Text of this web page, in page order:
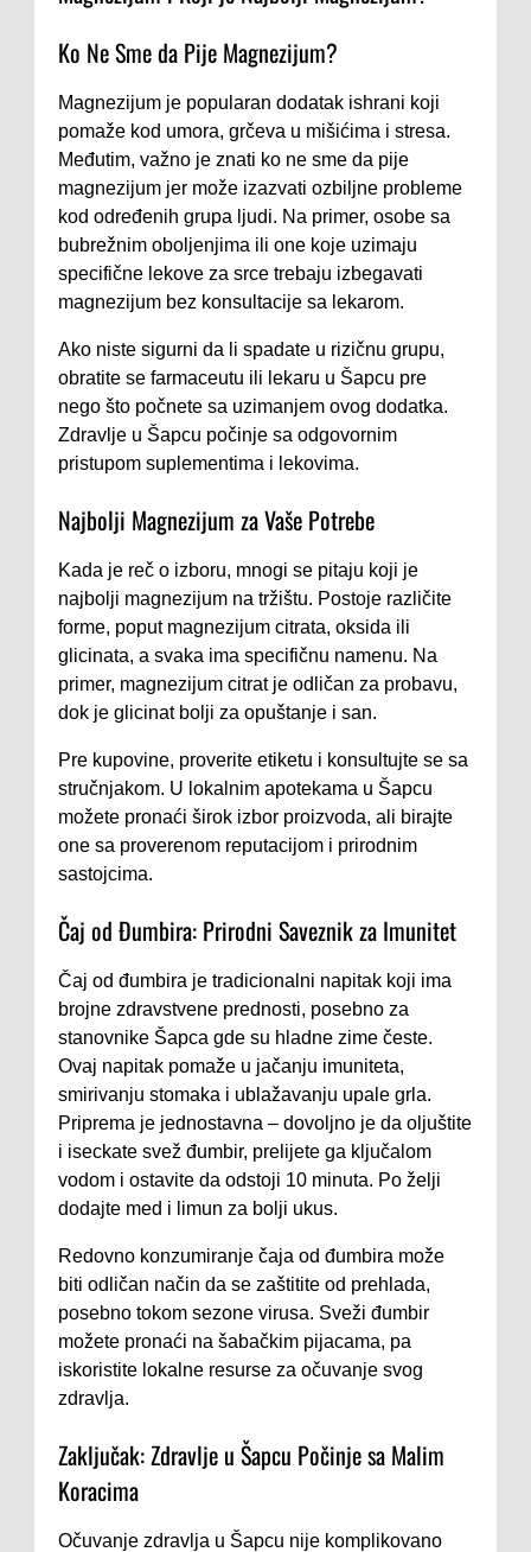
Ko Ne Sme da Pije Magnezijum?
Magnezijum je popularan dodatak ishrani koji
pomaže kod umora, grčeva u mišićima i stresa.
Međutim, važno je znati ko ne sme da pije
magnezijum jer može izazvati ozbiljne probleme
kod određenih grupa ljudi. Na primer, osobe sa
bubrežnim oboljenjima ili one koje uzimaju
specifične lekove za srce trebaju izbegavati
magnezijum bez konsultacije sa lekarom.
Ako niste sigurni da li spadate u rizičnu grupu,
obratite se farmaceutu ili lekaru u Šapcu pre
nego što počnete sa uzimanjem ovog dodatka.
Zdravlje u Šapcu počinje sa odgovornim
pristupom suplementima i lekovima.
Najbolji Magnezijum za Vaše Potrebe
Kada je reč o izboru, mnogi se pitaju koji je
najbolji magnezijum na tržištu. Postoje različite
forme, poput magnezijum citrata, oksida ili
glicinata, a svaka ima specifičnu namenu. Na
primer, magnezijum citrat je odličan za probavu,
dok je glicinat bolji za opuštanje i san.
Pre kupovine, proverite etiketu i konsultujte se sa
stručnjakom. U lokalnim apotekama u Šapcu
možete pronaći širok izbor proizvoda, ali birajte
one sa proverenom reputacijom i prirodnim
sastojcima.
Čaj od Đumbira: Prirodni Saveznik za Imunitet
Čaj od đumbira je tradicionalni napitak koji ima
brojne zdravstvene prednosti, posebno za
stanovnike Šapca gde su hladne zime česte.
Ovaj napitak pomaže u jačanju imuniteta,
smirivanju stomaka i ublažavanju upale grla.
Priprema je jednostavna – dovoljno je da oljuštite
i iseckate svež đumbir, prelijete ga ključalom
vodom i ostavite da odstoji 10 minuta. Po želji
dodajte med i limun za bolji ukus.
Redovno konzumiranje čaja od đumbira može
biti odličan način da se zaštitite od prehlada,
posebno tokom sezone virusa. Sveži đumbir
možete pronaći na šabačkim pijacama, pa
iskoristite lokalne resurse za očuvanje svog
zdravlja.
Zaključak: Zdravlje u Šapcu Počinje sa Malim
Koracima
Očuvanje zdravlja u Šapcu nije komplikovano